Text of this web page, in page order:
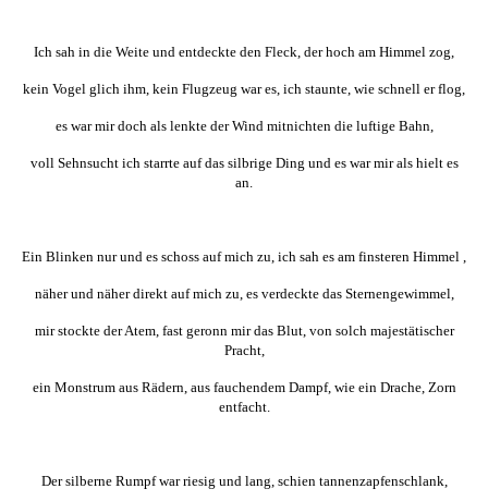
Ich sah in die Weite und entdeckte den Fleck, der hoch am Himmel zog,
kein Vogel glich ihm, kein Flugzeug war es, ich staunte, wie schnell er flog,
es war mir doch als lenkte der Wind mitnichten die luftige Bahn,
voll Sehnsucht ich starrte auf das silbrige Ding und es war mir als hielt es
an.
Ein Blinken nur und es schoss auf mich zu, ich sah es am finsteren Himmel ,
näher und näher direkt auf mich zu, es verdeckte das Sternengewimmel,
mir stockte der Atem, fast geronn mir das Blut, von solch majestätischer
Pracht,
ein Monstrum aus Rädern, aus fauchendem Dampf, wie ein Drache, Zorn
entfacht.
Der silberne Rumpf war riesig und lang, schien tannenzapfenschlank,